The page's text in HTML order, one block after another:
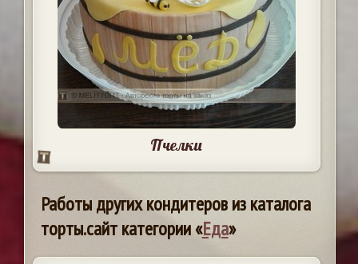
Пчелки
Работы других кондитеров из каталога
торты.сайт категории «Еда»